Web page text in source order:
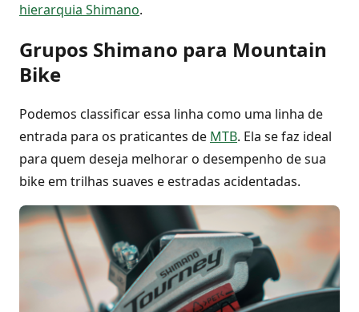
hierarquia Shimano.
Grupos Shimano para Mountain
Bike
Podemos classificar essa linha como uma linha de
entrada para os praticantes de MTB. Ela se faz ideal
para quem deseja melhorar o desempenho de sua
bike em trilhas suaves e estradas acidentadas.